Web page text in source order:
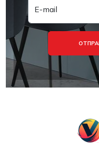
E-mail